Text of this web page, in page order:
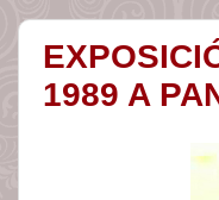
1989 A